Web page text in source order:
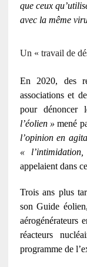
que ceux
avec la même
Un « travail de
En 2020, des
associations et
pour dénoncer
l’éolien » mené
l’opinion en
«
appelaient dans
Trois ans plus
son Guide
aérogénérateurs
réacteurs
programme de